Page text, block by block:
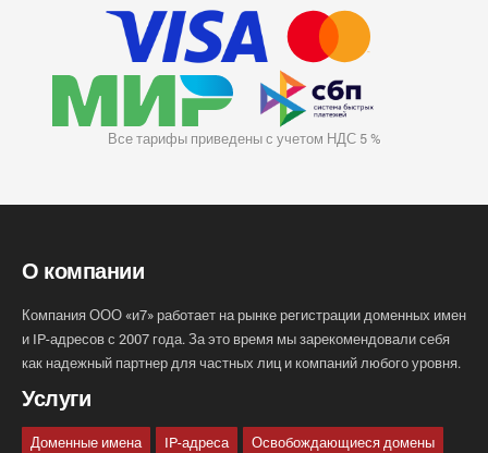
Все тарифы приведены с учетом НДС 5 %
О компании
Компания ООО «и7» работает на рынке регистрации доменных имен
и IP-адресов с 2007 года. За это время мы зарекомендовали себя
как надежный партнер для частных лиц и компаний любого уровня.
Услуги
Доменные имена IP-адреса Освобождающиеся домены